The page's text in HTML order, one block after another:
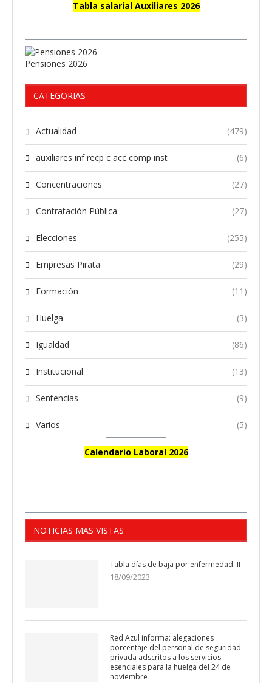
Tabla salarial Auxiliares 2026
Pensiones 2026
CATEGORIAS
Actualidad (479)
auxiliares inf recp c acc comp inst (6)
Concentraciones (27)
Contratación Pública (27)
Elecciones (255)
Empresas Pirata (29)
Formación (11)
Huelga (3)
Igualdad (86)
Institucional (13)
Sentencias (9)
Varios (5)
Calendario Laboral 2026
NOTICIAS MAS VISTAS
Tabla días de baja por enfermedad. II
18/09/2023
Red Azul informa: alegaciones
porcentaje del personal de seguridad
privada adscritos a los servicios
esenciales para la huelga del 24 de
noviembre